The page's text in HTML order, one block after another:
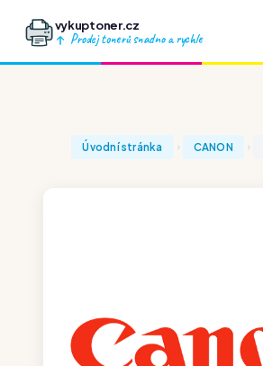
vykuptoner.cz
Prodej tonerů snadno a rychle
Úvodní stránka CANON